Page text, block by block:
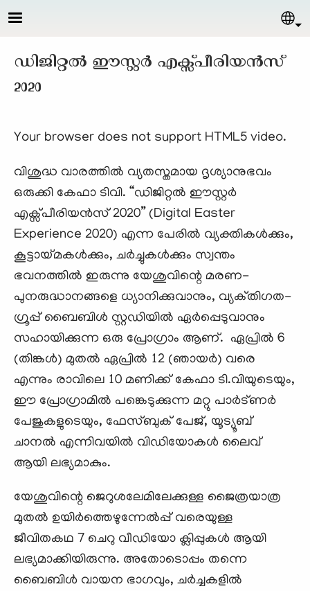
Skip to main content
ഡിജിറ്റൽ ഈസ്റ്റർ എക്സ്പീരിയൻസ്
2020
Your browser does not support HTML5 video.
വിശുദ്ധ വാരത്തിൽ വ്യതസ്തമായ ദൃശ്യാനുഭവം
ഒരുക്കി കേഫാ ടിവി. “ഡിജിറ്റൽ ഈസ്റ്റർ
എക്സ്പീരിയൻസ് 2020” (Digital Easter
Experience 2020) എന്ന പേരിൽ വ്യക്തികൾക്കും,
കൂട്ടായ്മകൾക്കും, ചർച്ചുകൾക്കും സ്വന്തം
ഭവനത്തിൽ ഇരുന്നു യേശുവിന്റെ മരണ-
പുനരുദ്ധാനങ്ങളെ ധ്യാനിക്കുവാനും, വ്യക്‌തിഗത-
ഗ്രൂപ്പ് ബൈബിൾ സ്റ്റഡിയിൽ ഏർപ്പെടുവാനും
സഹായിക്കുന്ന ഒരു പ്രോഗ്രാം ആണ്. ഏപ്രിൽ 6
(തിങ്കൾ) മുതൽ ഏപ്രിൽ 12 (ഞായർ) വരെ
എന്നും രാവിലെ 10 മണിക്ക് കേഫാ ടി.വിയുടെയും,
ഈ പ്രോഗ്രാമിൽ പങ്കെടുക്കുന്ന മറ്റു പാർട്ണർ
പേജുകളുടെയും, ഫേസ്ബുക് പേജ്, യൂട്യൂബ്
ചാനൽ എന്നിവയിൽ വിഡിയോകൾ ലൈവ്
ആയി ലഭ്യമാകും.
യേശുവിന്റെ ജെറുശലേമിലേക്കുള്ള ജൈത്രയാത്ര
മുതൽ ഉയിർത്തെഴുന്നേൽപ്പ് വരെയുള്ള
ജീവിതകഥ 7 ചെറു വീഡിയോ ക്ലിപ്പുകൾ ആയി
ലഭ്യമാക്കിയിരുന്നു. അതോടൊപ്പം തന്നെ
ബൈബിൾ വായന ഭാഗവും, ചർച്ചകളിൽ